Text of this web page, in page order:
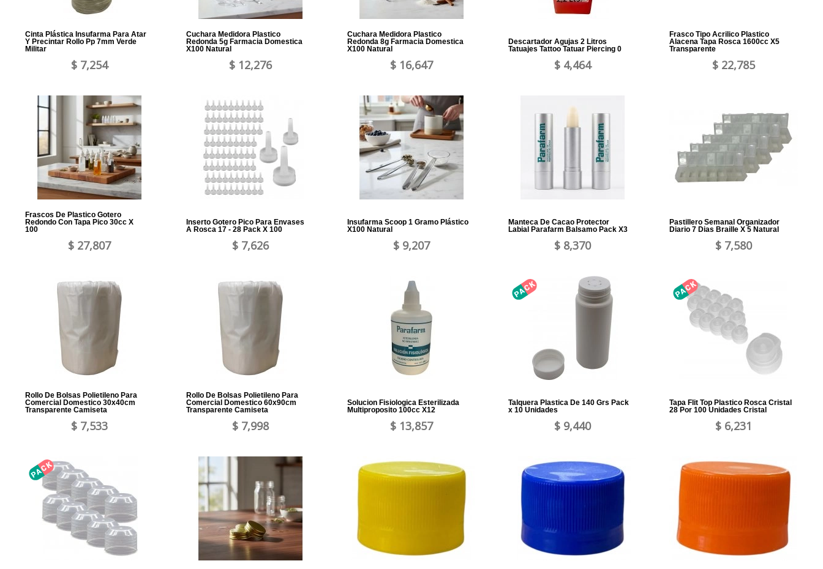
Cinta Plástica Insufarma Para Atar
Y Precintar Rollo Pp 7mm Verde
Militar
$ 7,254
Cuchara Medidora Plastico
Redonda 5g Farmacia Domestica
X100 Natural
$ 12,276
Cuchara Medidora Plastico
Redonda 8g Farmacia Domestica
X100 Natural
$ 16,647
Descartador Agujas 2 Litros
Tatuajes Tattoo Tatuar Piercing 0
$ 4,464
Frasco Tipo Acrilico Plastico
Alacena Tapa Rosca 1600cc X5
Transparente
$ 22,785
Frascos De Plastico Gotero
Redondo Con Tapa Pico 30cc X
100
$ 27,807
Inserto Gotero Pico Para Envases
A Rosca 17 - 28 Pack X 100
$ 7,626
Insufarma Scoop 1 Gramo Plástico
X100 Natural
$ 9,207
Manteca De Cacao Protector
Labial Parafarm Balsamo Pack X3
$ 8,370
Pastillero Semanal Organizador
Diario 7 Dias Braille X 5 Natural
$ 7,580
Rollo De Bolsas Polietileno Para
Comercial Domestico 30x40cm
Transparente Camiseta
$ 7,533
Rollo De Bolsas Polietileno Para
Comercial Domestico 60x90cm
Transparente Camiseta
$ 7,998
Solucion Fisiologica Esterilizada
Multiproposito 100cc X12
$ 13,857
Talquera Plastica De 140 Grs Pack
x 10 Unidades
$ 9,440
Tapa Flit Top Plastico Rosca Cristal
28 Por 100 Unidades Cristal
$ 6,231